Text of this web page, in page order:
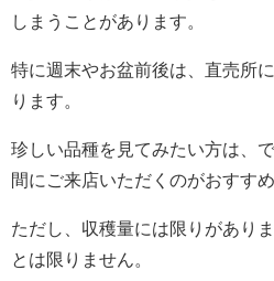
しまうことがあります。
特に週末やお盆前後は、直売所
ります。
珍しい品種を見てみたい方は、
間にご来店いただくのがおすすめ
ただし、収穫量には限りがあり
とは限りません。